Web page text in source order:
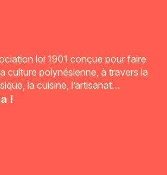
loi 1901 conçue pour faire
culture polynésienne, à travers la
la cuisine, l’artisanat…
!